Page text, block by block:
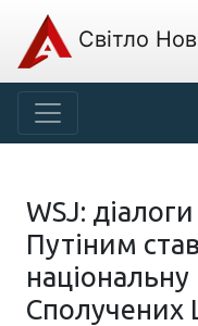
Світло
WSJ:
Путіним
Сполучених